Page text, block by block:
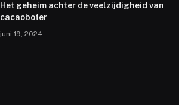
Het geheim achter de veelzijdigheid van
cacaoboter
juni 19, 2024